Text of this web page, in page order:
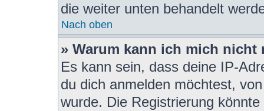
die weiter unten behandelt
Nach oben
» Warum kann ich mich nicht
Es kann sein, dass deine IP-
du dich anmelden möchtest,
wurde. Die Registrierung